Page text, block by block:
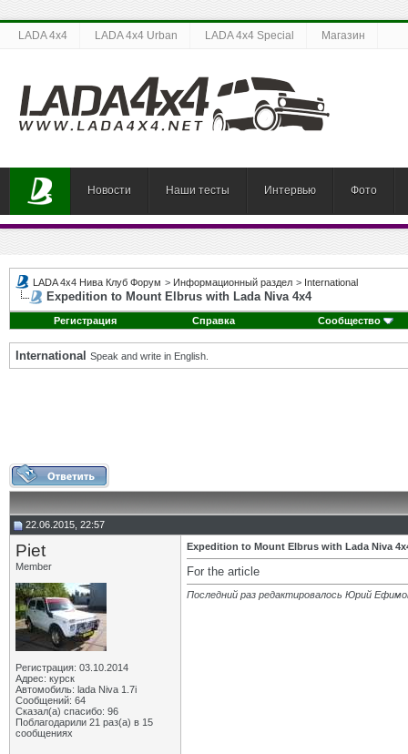
LADA 4x4 LADA 4x4 Urban LADA 4x4 Special Магазин
Новости Наши тесты Интервью Фото
LADA 4x4 Нива Клуб Форум > Информационный раздел > International
Expedition to Mount Elbrus with Lada Niva 4x4
Регистрация Справка Сообщество
International Speak and write in English.
22.06.2015, 22:57
Piet
Member
Регистрация: 03.10.2014
Адрес: курск
Автомобиль: lada Niva 1.7i
Сообщений: 64
Сказал(а) спасибо: 96
Поблагодарили 21 раз(а) в 15
сообщениях
Expedition to Mount Elbrus with Lada Niva
For the article
Последний раз редактировалось Юрий